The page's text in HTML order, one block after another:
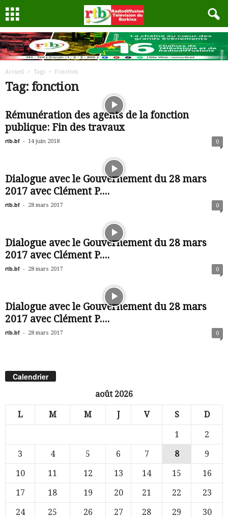
Accueil Tags Fonction
Tag: fonction
Rémunération des agents de la fonction
publique: Fin des travaux
rtb.bf - 14 juin 2018 0
Dialogue avec le Gouvernement du 28 mars
2017 avec Clément P....
rtb.bf - 28 mars 2017 0
Dialogue avec le Gouvernement du 28 mars
2017 avec Clément P....
rtb.bf - 28 mars 2017 0
Dialogue avec le Gouvernement du 28 mars
2017 avec Clément P....
rtb.bf - 28 mars 2017 0
Calendrier
août 2026
L M M J V S D
1
2
3
4 5 6 7 8
9
10
11 12 13 14 15
16
17
18 19 20 21 22
23
24
25 26 27 28 29
30